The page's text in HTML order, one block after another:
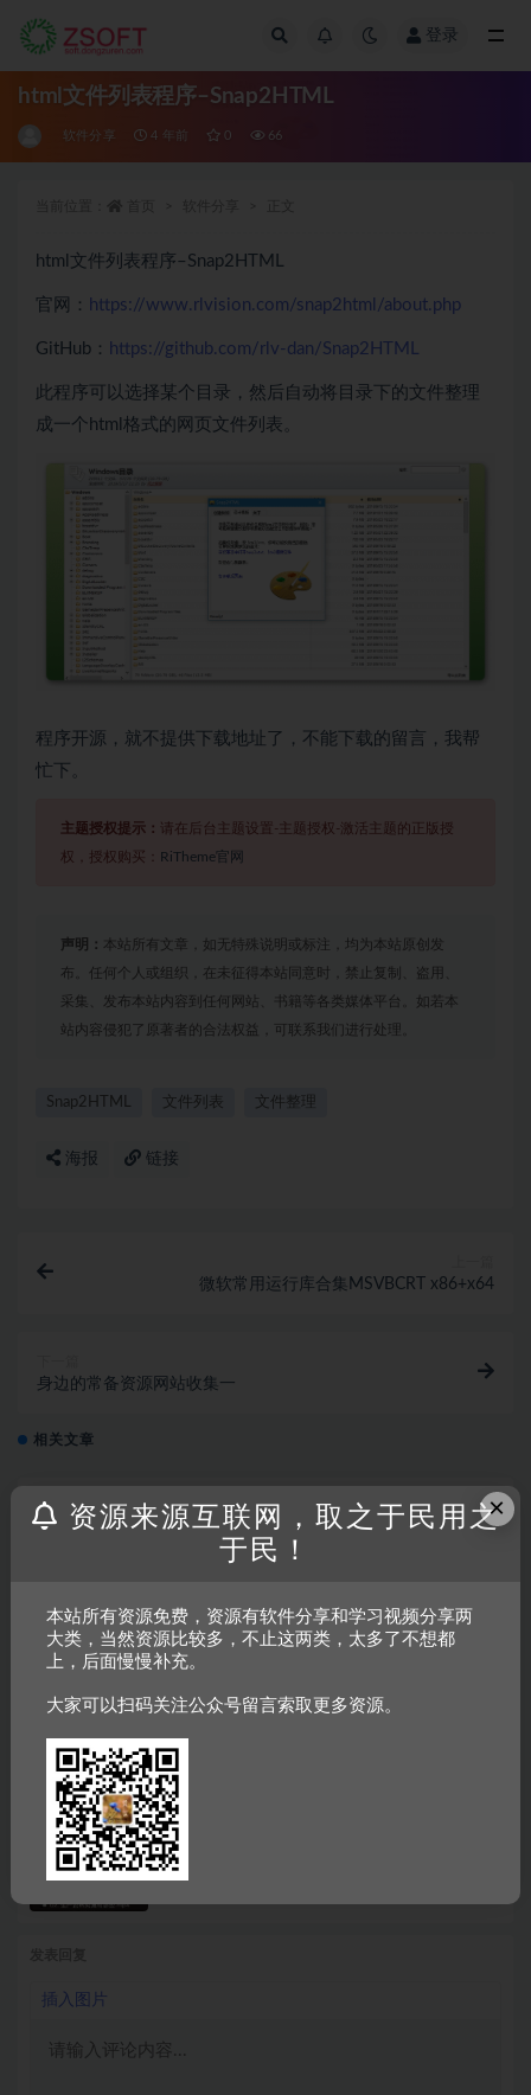
登录
html文件列表程序–Snap2HTML
软件分享 4 年前 0 66
html文件列表程序–Snap2HTML
官网： https://www.rlvision.com/snap2html/about.php
GitHub： https://github.com/rlv-dan/Snap2HTML
此程序可以选择某个目录，然后自动将目录下的文件整理
成一个html格式的网页文件列表。
程序开源，就不提供下载地址了，不能下载的留言，我帮
忙下。
主题授权提示： 请在后台主题设置-主题授权-激活主题的正版授
权，授权购买： RiTheme官网
声明： 本站所有文章，如无特殊说明或标注，均为本站原创发
布。任何个人或组织，在未征得本站同意时，禁止复制、盗用、
采集、发布本站内容到任何网站、书籍等各类媒体平台。如若本
站内容侵犯了原著者的合法权益，可联系我们进行处理。
Snap2HTML 文件列表 文件整理
海报 链接
微软常用运行库合集MSVBCRT x86+x64
身边的常备资源网站收集一
相关文章
2024 保姆级 PR 剪辑指南，带你轻松入行！
2 年前
2024 多多 Temu 海外版 12 天实操课，全流程
详解！
软件分享
软件分享
李笑来揭秘财富真相，2024 年你不可不知！
插入图片
×
资源来源互联网，取之于民用之
于民！
本站所有资源免费，资源有软件分享和学习视频分享两
大类，当然资源比较多，不止这两类，太多了不想都
上，后面慢慢补充。
大家可以扫码关注公众号留言索取更多资源。